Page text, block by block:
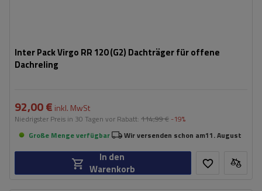
Inter Pack Virgo RR 120 (G2) Dachträger für offene
Dachreling
92,00 € inkl. MwSt
Niedrigster Preis in 30 Tagen vor Rabatt: 114,99 € -19%
Große Menge verfügbar
Wir versenden schon am11. August
In den
Warenkorb